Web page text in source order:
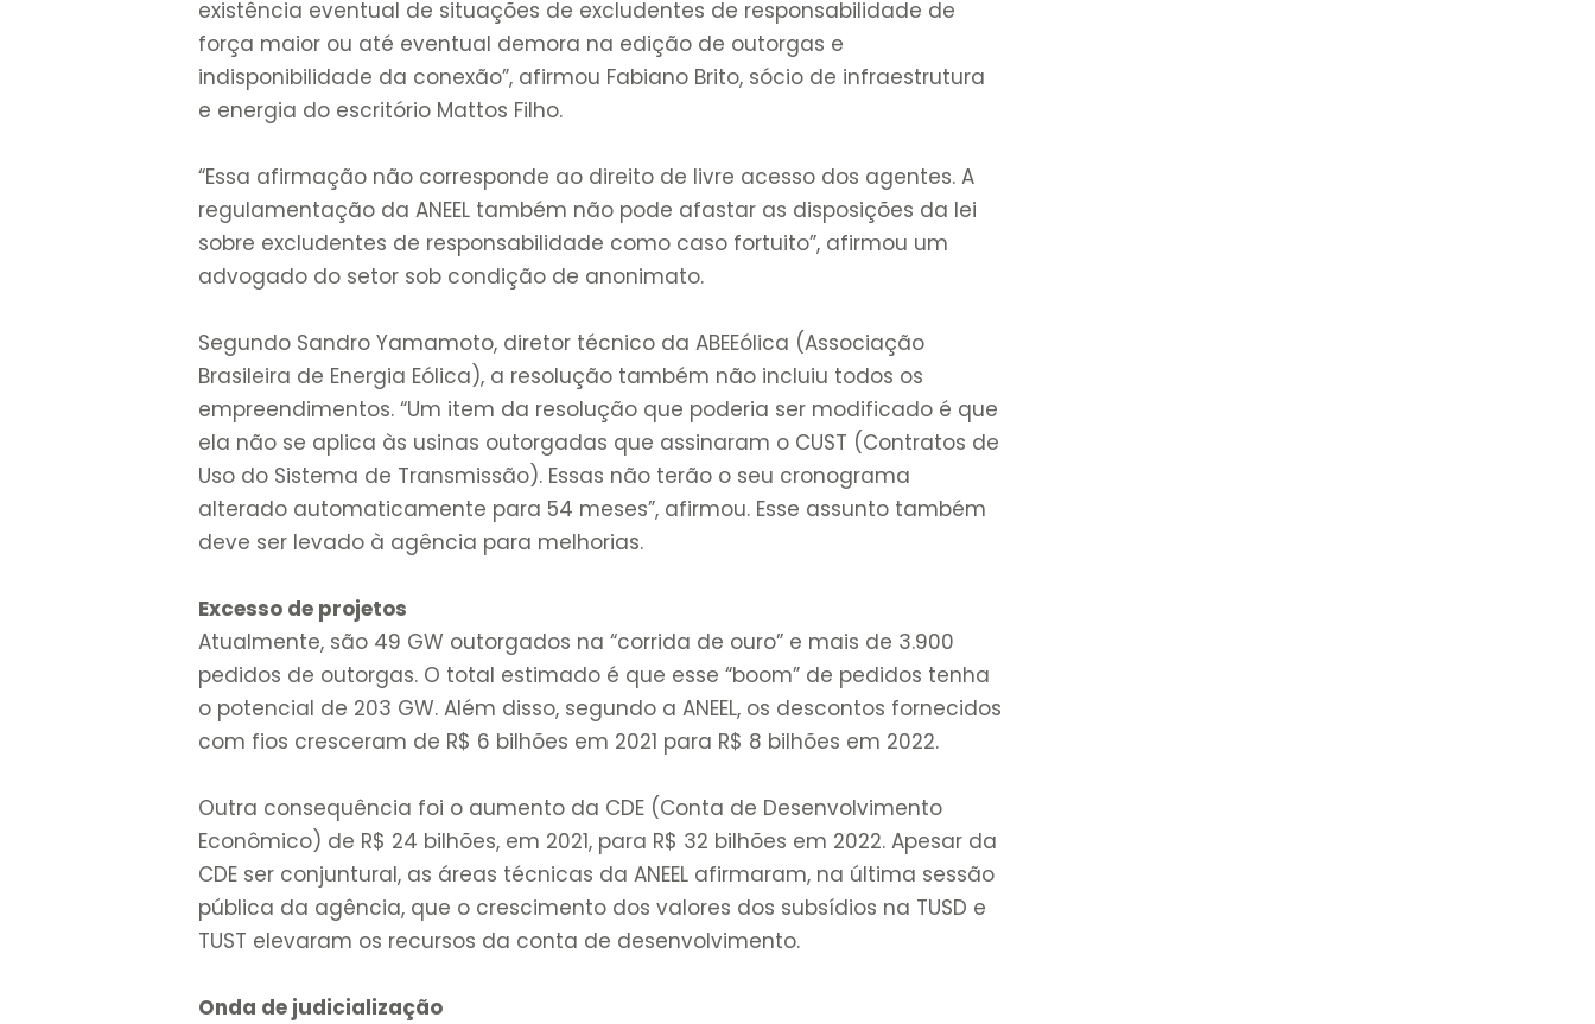
existência eventual de situações de excludentes de responsabilidade de
força maior ou até eventual demora na edição de outorgas e
indisponibilidade da conexão”, afirmou Fabiano Brito, sócio de infraestrutura
e energia do escritório Mattos Filho.
“Essa afirmação não corresponde ao direito de livre acesso dos agentes. A
regulamentação da ANEEL também não pode afastar as disposições da lei
sobre excludentes de responsabilidade como caso fortuito”, afirmou um
advogado do setor sob condição de anonimato.
Segundo Sandro Yamamoto, diretor técnico da ABEEólica (Associação
Brasileira de Energia Eólica), a resolução também não incluiu todos os
empreendimentos. “Um item da resolução que poderia ser modificado é que
ela não se aplica às usinas outorgadas que assinaram o CUST (Contratos de
Uso do Sistema de Transmissão). Essas não terão o seu cronograma
alterado automaticamente para 54 meses”, afirmou. Esse assunto também
deve ser levado à agência para melhorias.
Excesso de projetos
Atualmente, são 49 GW outorgados na “corrida de ouro” e mais de 3.900
pedidos de outorgas. O total estimado é que esse “boom” de pedidos tenha
o potencial de 203 GW. Além disso, segundo a ANEEL, os descontos fornecidos
com fios cresceram de R$ 6 bilhões em 2021 para R$ 8 bilhões em 2022.
Outra consequência foi o aumento da CDE (Conta de Desenvolvimento
Econômico) de R$ 24 bilhões, em 2021, para R$ 32 bilhões em 2022. Apesar da
CDE ser conjuntural, as áreas técnicas da ANEEL afirmaram, na última sessão
pública da agência, que o crescimento dos valores dos subsídios na TUSD e
TUST elevaram os recursos da conta de desenvolvimento.
Onda de judicialização